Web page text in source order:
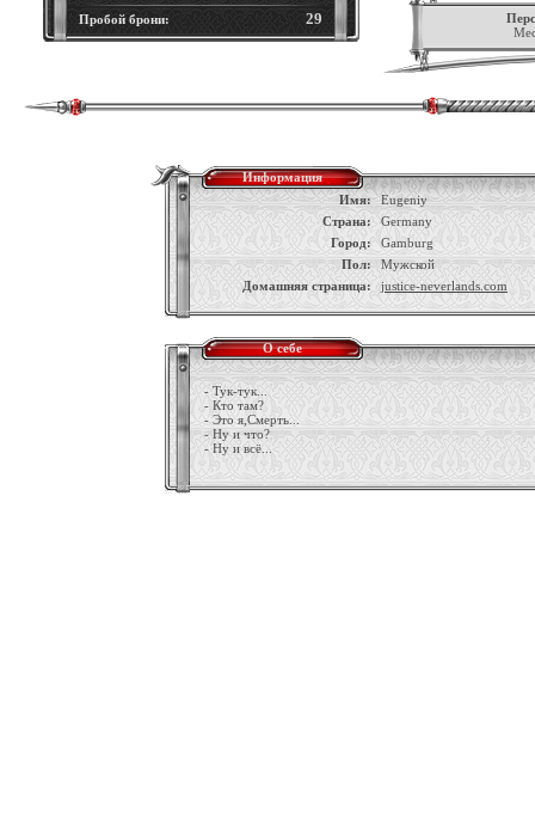
Пробой брони: 29
Информация
Имя:
Eugeniy
Страна:
Germany
Город:
Gamburg
Пол:
Мужской
Домашняя страница:
justice-neverlands.com
О себе
- Тук-тук...
- Кто там?
- Это я,Смерть...
- Ну и что?
- Ну и всё...